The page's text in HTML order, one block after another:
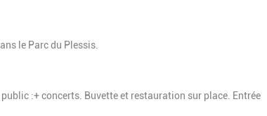
le Parc du Plessis.
:+ concerts. Buvette et restauration sur place. Entrée